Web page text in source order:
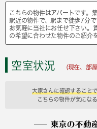
こちらの物件はアパートです。
駅近の物件で、駅まで徒歩7分
お気軽に当社にお任せ下さい。
の希望に合わせた物件のご紹介
空室状況 (現在、部
大家さんに確認すること
こちらの物件が気にな